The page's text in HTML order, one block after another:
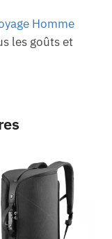
Homme
les goûts et